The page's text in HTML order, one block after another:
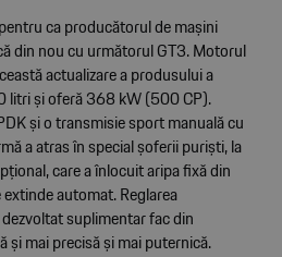
ca producătorul de mașini
din nou cu următorul GT3. Motorul
actualizare a produsului a
litri și oferă 368 kW (500 CP).
și o transmisie sport manuală cu
a atras în special șoferii puriști, la
care a înlocuit aripa fixă din
automat. Reglarea
suplimentar fac din
mai precisă și mai puternică.